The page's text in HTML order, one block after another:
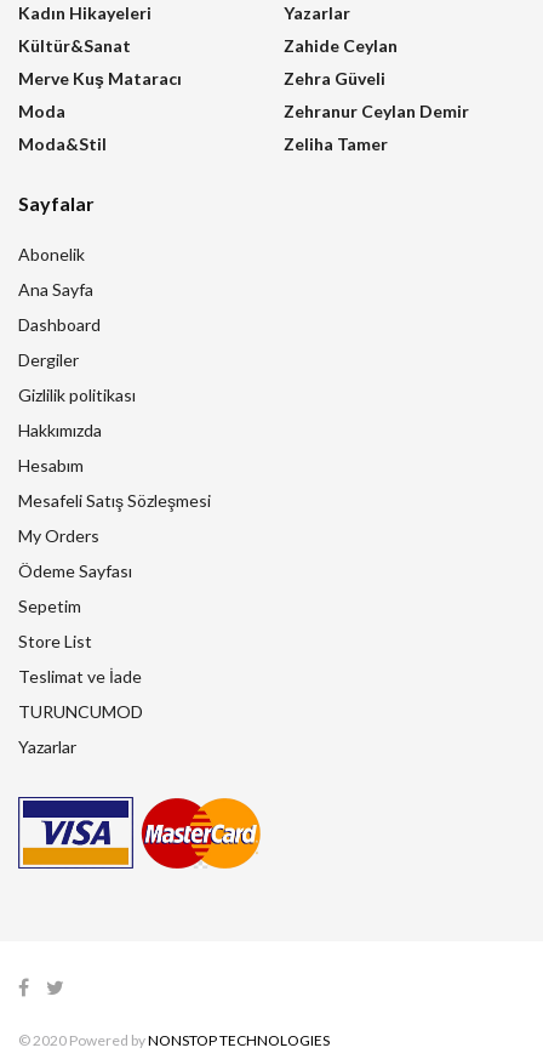
Kadın Hikayeleri
Kültür&Sanat
Merve Kuş Mataracı
Moda
Moda&Stil
Yazarlar
Zahide Ceylan
Zehra Güveli
Zehranur Ceylan Demir
Zeliha Tamer
Sayfalar
Abonelik
Ana Sayfa
Dashboard
Dergiler
Gizlilik politikası
Hakkımızda
Hesabım
Mesafeli Satış Sözleşmesi
My Orders
Ödeme Sayfası
Sepetim
Store List
Teslimat ve İade
TURUNCUMOD
Yazarlar
© 2020 Powered byNONSTOP TECHNOLOGIES